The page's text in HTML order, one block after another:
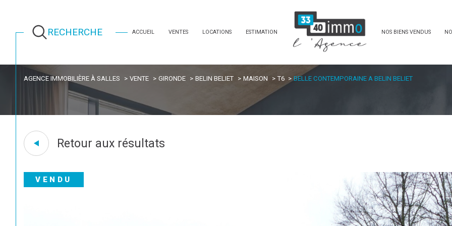
ACCUEIL VENTES LOCATIONS ESTIMATION NOS BIENS VENDUS
RECHERCHE
AGENCE IMMOBILIÈRE À SALLES VENTE GIRONDE BELIN BELIET MAISON T6 BELLE CONTEMPORAINE A BELIN BELIET
Retour aux résultats
VENDU